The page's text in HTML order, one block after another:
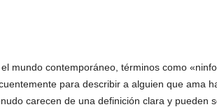
el mundo contemporáneo, términos como
para describir a alguien que ama
carecen de una definición clara y pueden